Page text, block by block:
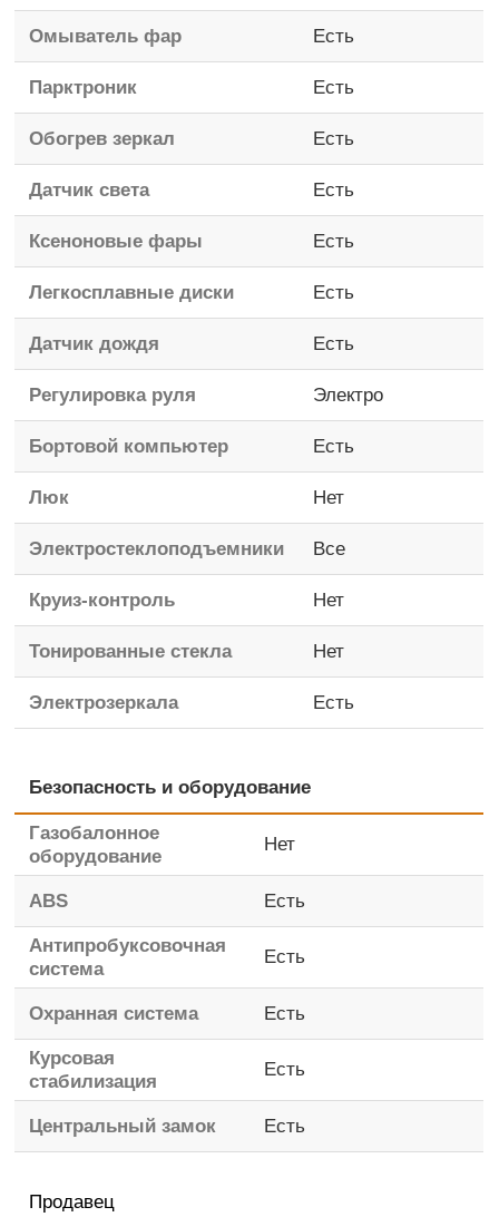
Омыватель фар Есть
Парктроник Есть
Обогрев зеркал Есть
Датчик света Есть
Ксеноновые фары Есть
Легкосплавные диски Есть
Датчик дождя Есть
Регулировка руля Электро
Бортовой компьютер Есть
Люк Нет
Электростеклоподъемники Все
Круиз-контроль Нет
Тонированные стекла Нет
Электрозеркала Есть
Безопасность и оборудование
Газобалонное
оборудование
Нет
ABS
Есть
Антипробуксовочная
система
Есть
Охранная система
Есть
Курсовая
стабилизация
Есть
Центральный замок Есть
Продавец